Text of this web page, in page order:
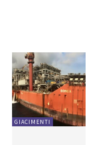
GIACIMENTI